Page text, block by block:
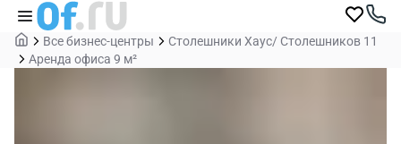
Все бизнес-центры
Столешники Хаус/ Столешников 11
Аренда офиса 9 м²